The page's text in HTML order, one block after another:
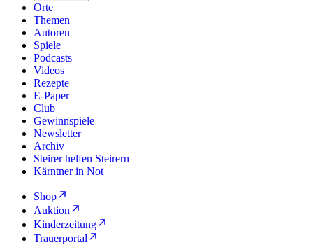
Orte
Themen
Autoren
Spiele
Podcasts
Videos
Rezepte
E-Paper
Club
Gewinnspiele
Newsletter
Archiv
Steirer helfen Steirern
Kärntner in Not
Shop
Auktion
Kinderzeitung
Trauerportal